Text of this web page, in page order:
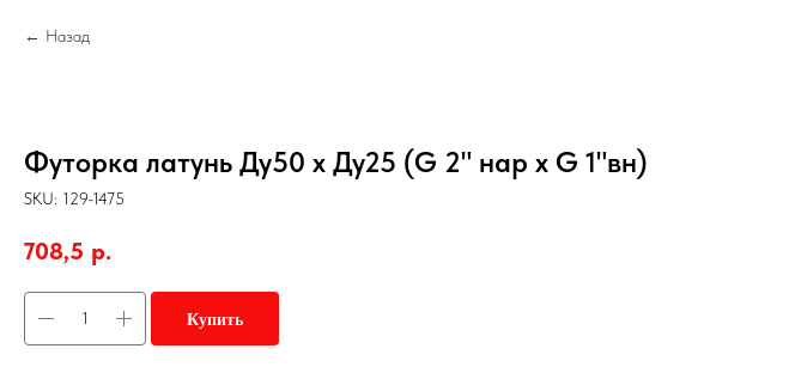
Назад
Футорка латунь Ду50 х Ду25 (G 2" нар х G 1"вн)
SKU: 129-1475
708,5 р.
Купить